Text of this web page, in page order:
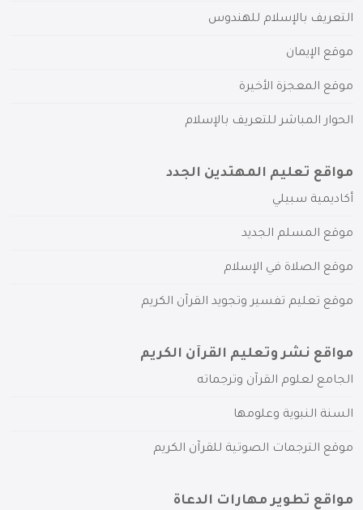
التعريف بالإسلام للهندوس
موقع الإيمان
موقع المعجزة الأخيرة
الحوار المباشر للتعريف بالإسلام
مواقع تعليم المهتدين الجدد
أكاديمية سبيلي
موقع المسلم الجديد
موقع الصلاة في الإسلام
موقع تعليم تفسير وتجويد القرآن الكريم
مواقع نشر وتعليم القرآن الكريم
الجامع لعلوم القرآن وترجماته
السنة النبوية وعلومها
موقع الترجمات الصوتية للقرآن الكريم
مواقع تطوير مهارات الدعاة